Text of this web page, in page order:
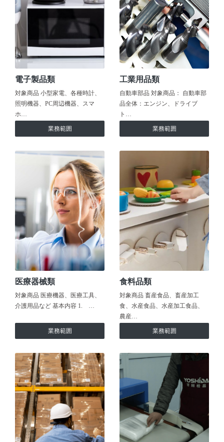
電子製品類
対象商品 小型家電、各種時計、
照明機器、PC周辺機器、スマ
ホ…
業務範囲
工業用品類
自動車部品 対象商品： 自動車部
品全体：エンジン、ドライブ
ト…
業務範囲
医療器械類
対象商品 医療機器、医療工具、
介護用品など 基本内容 1. …
業務範囲
食料品類
対象商品 畜産食品、畜産加工
食、水産食品、水産加工食品、
農産…
業務範囲